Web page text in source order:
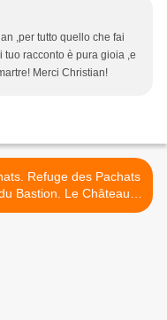
,per tutto quello che fai
tuo racconto è pura gioia ,e
Merci Christian!
Refuge des Pachats
Bastion. Le Château
d'Oléron. >